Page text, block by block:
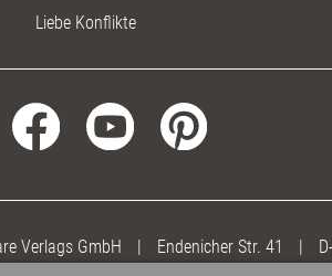
Liebe Konflikte
Verlags GmbH | Endenicher Str. 41 |